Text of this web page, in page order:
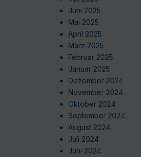
Juni 2025
Mai 2025
April 2025
März 2025
Februar 2025
Januar 2025
Dezember 2024
November 2024
Oktober 2024
September 2024
August 2024
Juli 2024
Juni 2024